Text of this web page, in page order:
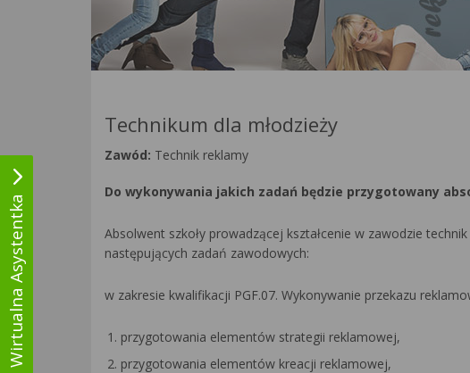
Technikum dla młodzieży
Zawód: Technik reklamy
Do wykonywania jakich zadań będzie przygotowany
Absolwent szkoły prowadzącej kształcenie w zawodzie
następujących zadań zawodowych:
w zakresie kwalifikacji PGF.07. Wykonywanie przekazu
przygotowania elementów strategii reklamowej,
przygotowania elementów kreacji reklamowej,
Wirtualna Asystentka